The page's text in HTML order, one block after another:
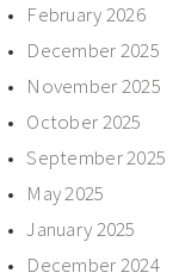
February 2026
December 2025
November 2025
October 2025
September 2025
May 2025
January 2025
December 2024